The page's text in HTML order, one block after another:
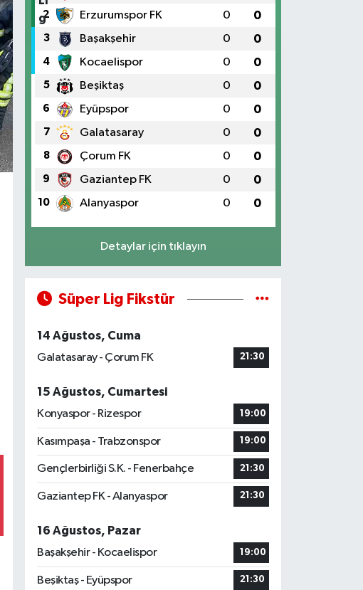
2 Erzurumspor FK 0 0
3 Başakşehir 0 0
4 Kocaelispor 0 0
5 Beşiktaş 0 0
6 Eyüpspor 0 0
7 Galatasaray 0 0
8 Çorum FK 0 0
9 Gaziantep FK 0 0
10 Alanyaspor 0 0
Detaylar için tıklayın
Süper Lig Fikstür
14 Ağustos, Cuma
Galatasaray - Çorum FK
21:30
15 Ağustos, Cumartesi
Konyaspor - Rizespor
19:00
Kasımpaşa - Trabzonspor 19:00
Gençlerbirliği S.K. - Fenerbahçe 21:30
Gaziantep FK - Alanyaspor 21:30
16 Ağustos, Pazar
Başakşehir - Kocaelispor
19:00
Beşiktaş - Eyüpspor 21:30